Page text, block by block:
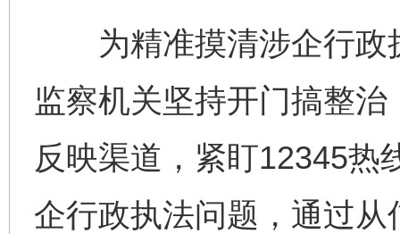
为精准摸清涉企行政
监察机关坚持开门搞整
反映渠道，紧盯12345热
企行政执法问题，通过从